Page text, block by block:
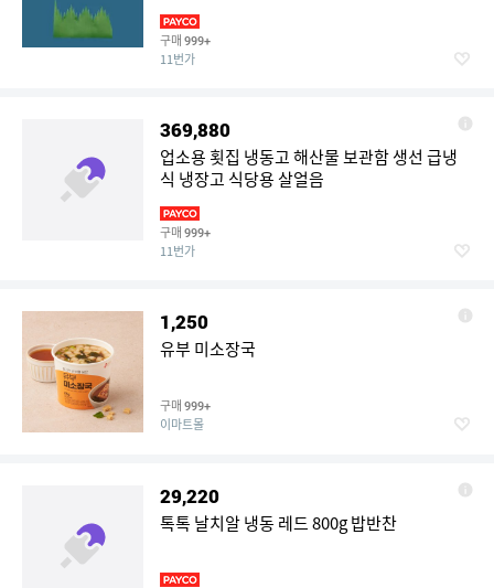
구매 999+
11번가
369,880
업소용 횟집 냉동고 해산물 보관함 생선 급냉
식 냉장고 식당용 살얼음
구매 999+
11번가
1,250
유부 미소장국
구매 999+
이마트몰
29,220
톡톡 날치알 냉동 레드 800g 밥반찬